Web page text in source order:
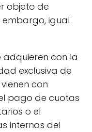
objeto de
igual
adquieren con la
exclusiva de
con
pago de cuotas
o el
internas del